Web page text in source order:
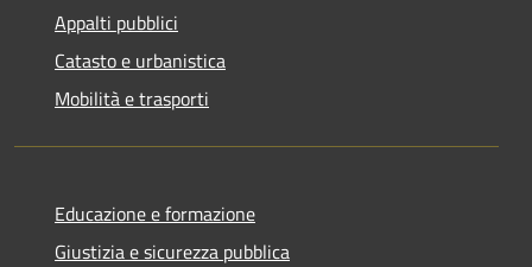
Appalti pubblici
Catasto e urbanistica
Mobilità e trasporti
Educazione e formazione
Giustizia e sicurezza pubblica